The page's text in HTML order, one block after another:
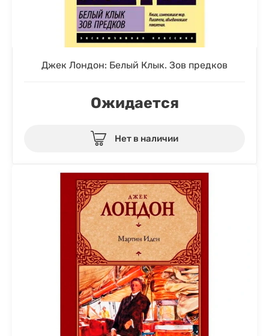
Джек Лондон: Белый Клык. Зов предков
Ожидается
Нет в наличии